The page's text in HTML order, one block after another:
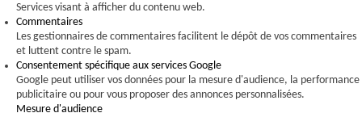
Services visant à afficher du contenu web.
Commentaires
Les gestionnaires de commentaires facilitent le dépôt de vos commentaires
et luttent contre le spam.
Consentement spécifique aux services Google
Google peut utiliser vos données pour la mesure d'audience, la performance
publicitaire ou pour vous proposer des annonces personnalisées.
Mesure d'audience